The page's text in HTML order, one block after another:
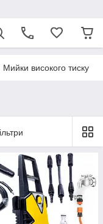
Мийки високого тиску